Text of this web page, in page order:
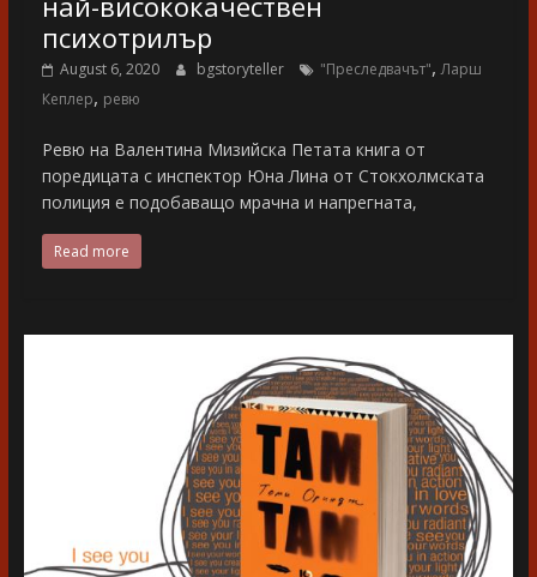
психотрилър
August 6, 2020 bgstoryteller "Преследвачът",Ларш
Кеплер, ревю
Ревю на Валентина Мизийска Петата книга от
поредицата с инспектор Юна Лина от Стокхолмската
полиция е подобаващо мрачна и напрегната,
Read more